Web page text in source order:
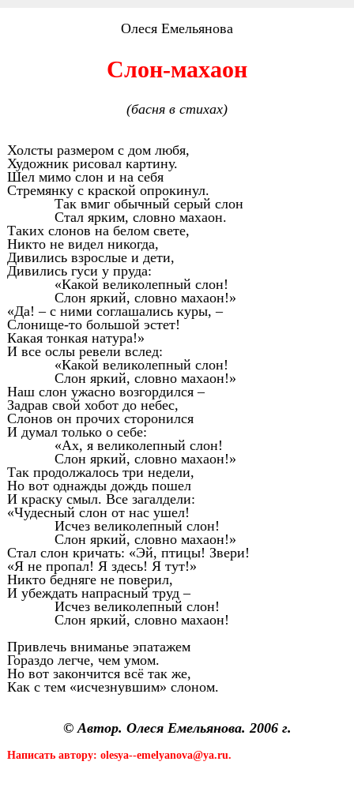
Олеся Емельянова
Слон-махаон
(басня в стихах)
Холсты размером с дом любя,
Художник рисовал картину.
Шел мимо слон и на себя
Стремянку с краской опрокинул.
Так вмиг обычный серый слон
Стал ярким, словно махаон.
Таких слонов на белом свете,
Никто не видел никогда,
Дивились взрослые и дети,
Дивились гуси у пруда:
«Какой великолепный слон!
Слон яркий, словно махаон!»
«Да! – с ними соглашались куры, –
Слонище-то большой эстет!
Какая тонкая натура!»
И все ослы ревели вслед:
«Какой великолепный слон!
Слон яркий, словно махаон!»
Наш слон ужасно возгордился –
Задрав свой хобот до небес,
Слонов он прочих сторонился
И думал только о себе:
«Ах, я великолепный слон!
Слон яркий, словно махаон!»
Так продолжалось три недели,
Но вот однажды дождь пошел
И краску смыл. Все загалдели:
«Чудесный слон от нас ушел!
Исчез великолепный слон!
Слон яркий, словно махаон!»
Стал слон кричать: «Эй, птицы! Звери!
«Я не пропал! Я здесь! Я тут!»
Никто бедняге не поверил,
И убеждать напрасный труд –
Исчез великолепный слон!
Слон яркий, словно махаон!
Привлечь вниманье эпатажем
Гораздо легче, чем умом.
Но вот закончится всё так же,
Как с тем «исчезнувшим» слоном.
© Автор. Олеся Емельянова. 2006 г.
Написать автору: olesya--emelyanova@ya.ru.